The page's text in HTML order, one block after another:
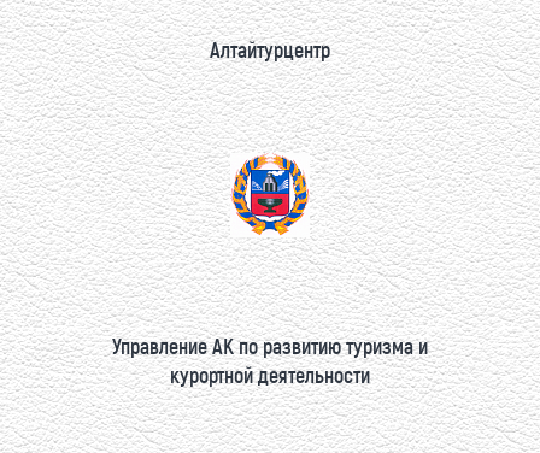
Алтайтурцентр
Управление АК по развитию туризма и
курортной деятельности